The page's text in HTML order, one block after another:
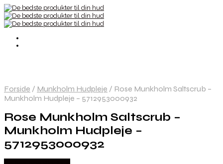
Forside / Munkholm Hudpleje / Rose Munkholm Saltscrub –
Munkholm Hudpleje – 5712953000932
Rose Munkholm Saltscrub –
Munkholm Hudpleje –
5712953000932